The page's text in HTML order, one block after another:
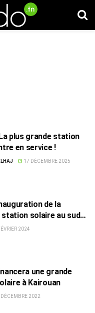
plus grande station
en service !
17 DÉCEMBRE 2025
de la
station solaire au sud-
2024
une grande
à Kairouan
2022